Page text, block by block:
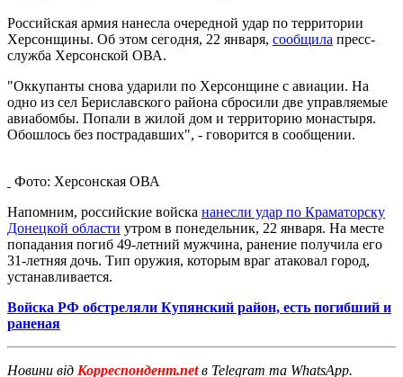
Российская армия нанесла очередной удар по территории
Херсонщины. Об этом сегодня, 22 января, сообщила пресс-
служба Херсонской ОВА.
"Оккупанты снова ударили по Херсонщине с авиации. На
одно из сел Бериславского района сбросили две управляемые
авиабомбы. Попали в жилой дом и территорию монастыря.
Обошлось без пострадавших", - говорится в сообщении.
Фото: Херсонская ОВА
Напомним, российские войска нанесли удар по Краматорску
Донецкой области утром в понедельник, 22 января. На месте
попадания погиб 49-летний мужчина, ранение получила его
31-летняя дочь. Тип оружия, которым враг атаковал город,
устанавливается.
Войска РФ обстреляли Купянский район, есть погибший и
раненая
Новини від Корреспондент.netв Telegram та WhatsApp.